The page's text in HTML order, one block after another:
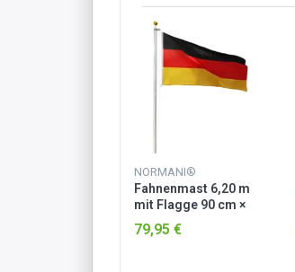
NORMANI®
Fahnenmast 6,20 m
mit Flagge 90 cm ×
150 cm Deutschland
79,95 €